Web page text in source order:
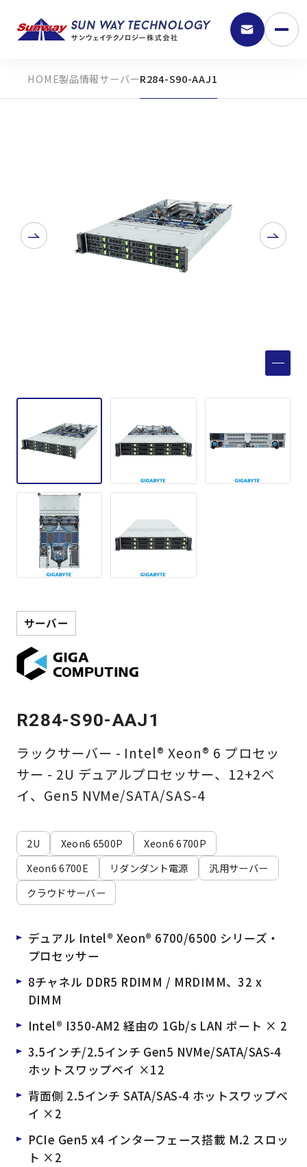
9:30 - 18:00
よくある質問
事例
サポート
会社案内
製品情報サーバーR284-S90-AAJ1
サーバー
R284-S90-AAJ1
ラックサーバー - Intel® Xeon® 6 プロセッ
サー - 2U デュアルプロセッサー、12+2ベ
イ、Gen5 NVMe/SATA/SAS-4
2U Xeon6 6500P
Xeon6 6700P
Xeon6 6700E
リダンダント電源
汎用サーバー
クラウドサーバー
デュアル Intel® Xeon® 6700/6500 シリーズ・
プロセッサー
8チャネル DDR5 RDIMM / MRDIMM、32 x
DIMM
Intel® I350-AM2 経由の 1Gb/s LAN ポート × 2
3.5インチ/2.5インチ Gen5 NVMe/SATA/SAS-4
ホットスワップベイ ×12
背面側 2.5インチ SATA/SAS-4 ホットスワップベ
イ ×2
PCIe Gen5 x4 インターフェース搭載 M.2 スロッ
ト ×2